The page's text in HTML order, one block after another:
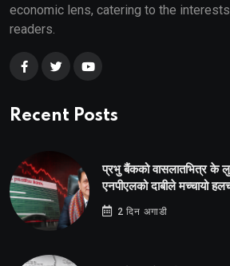
economic lens, catering to the
readers.
Recent Posts
प्रभु बैंकको वासलातभित्र के
एनपीएलको दाबीले मच्चायो
2 दिन अगाडी